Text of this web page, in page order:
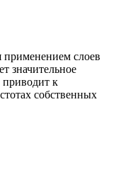
применением слоев
значительное
приводит к
собственных